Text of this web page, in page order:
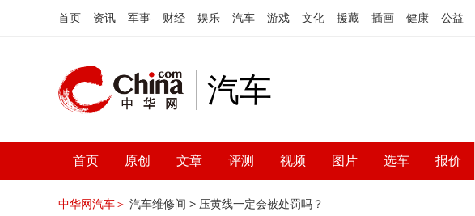
首页 资讯 军事 财经 娱乐 汽车 游戏 文化 援藏 插画 健康 公益
汽车
首页 原创 文章 评测 视频 图片 选车 报价
中华网汽车＞ 汽车维修间 > 压黄线一定会被处罚吗？